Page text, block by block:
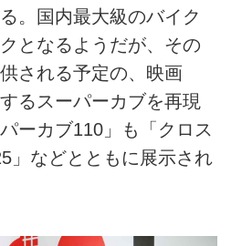
。国内最大級のバイク
となるようだが、その
される予定の、映画
るスーパーカブを再現
ーカブ110」も「クロス
」などとともに展示され